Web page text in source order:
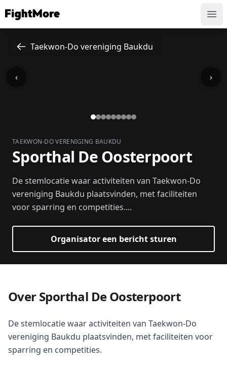
FightMore
Taekwon-Do vereniging Baukdu
‹ ›
TAEKWON-DO VERENIGING BAUKDU
Sporthal De Oosterpoort
De stemlocatie waar activiteiten van Taekwon-Do
vereniging Baukdu plaatsvinden, met faciliteiten
voor sparring en competities....
Organisator een bericht sturen
Over Sporthal De Oosterpoort
De stemlocatie waar activiteiten van Taekwon-Do
vereniging Baukdu plaatsvinden, met faciliteiten voor
sparring en competities.